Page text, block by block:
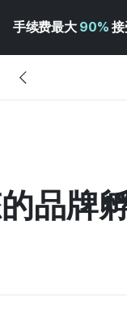
手续费最大 90%
品牌